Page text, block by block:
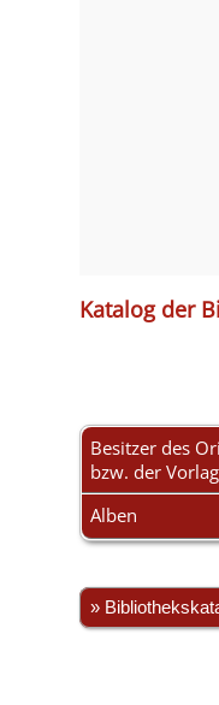
Katalog der
Besitzer des
bzw. der
Alben
»